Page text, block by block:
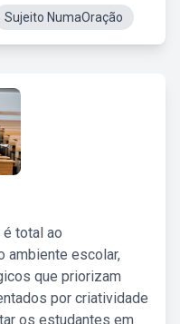
Sujeito NumaOração
é total ao
ambiente escolar,
que priorizam
por criatividade
os estudantes em